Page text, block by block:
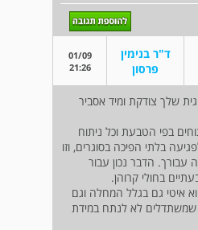
ד"ר בנימין
פרסון
01/09
21:26
שלך צודקת ומיד אסביר
בפי הטבעת וכל ניתוח
בלתי הפיכה בסוגרים, וזו
עבורך. הדבר נכון עבור
בחולי קרוהן.
איטי גם בגלל המחלה וגם
שמשתדלים לא לנתח במידת